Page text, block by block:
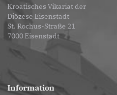
Kroatisches Vikariat der
Diözese Eisenstadt
St. Rochus-Straße 21
7000 Eisenstadt
Information